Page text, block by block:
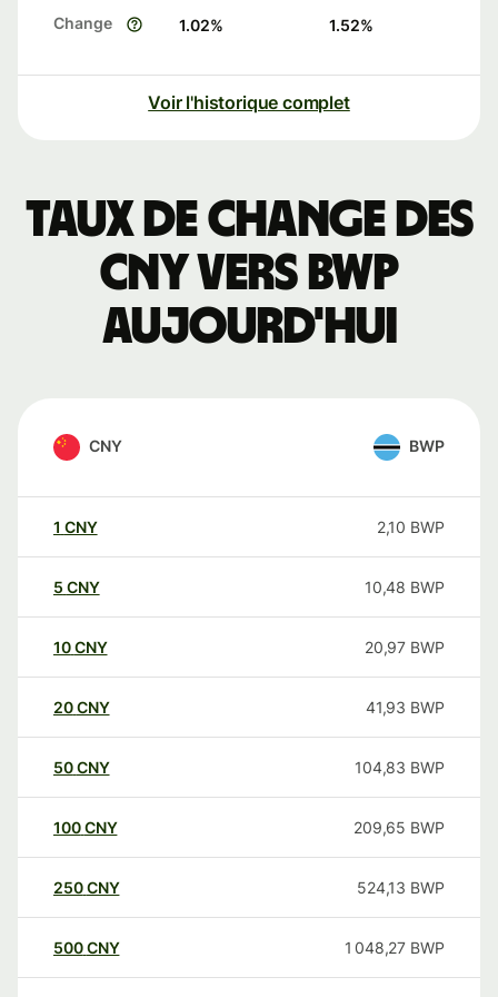
Change 1.02% 1.52%
Voir l'historique complet
Taux de change des
CNY vers BWP
aujourd'hui
CNY BWP
1 CNY 2,10 BWP
5 CNY 10,48 BWP
10CNY 20,97 BWP
20CNY 41,93 BWP
50CNY 104,83 BWP
100CNY 209,65 BWP
250CNY 524,13 BWP
500CNY 1 048,27 BWP